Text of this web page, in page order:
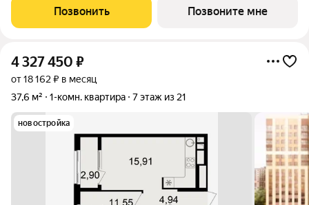
стен, кроме стен лоджий, откосов дверных и оконных
проемов, ниш прохождения стояков
Позвонить Позвоните мне
4 327 450 ₽
от 18 162 ₽ в месяц
37,6 м²
1-комн. квартира 7 этаж из 21
новостройка